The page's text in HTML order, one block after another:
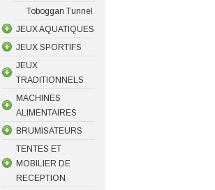
Toboggan Tunnel
JEUX AQUATIQUES
JEUX SPORTIFS
JEUX
TRADITIONNELS
MACHINES
ALIMENTAIRES
BRUMISATEURS
TENTES ET
MOBILIER DE
RECEPTION